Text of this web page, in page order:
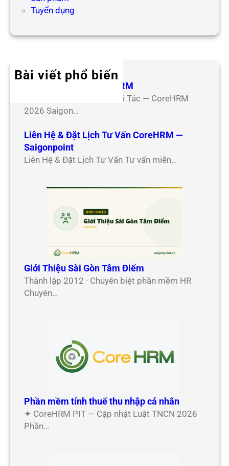
Tuyển dụng
Bài viết phổ biến
Hợp Tác Đối Tác CoreHRM
Chương Trình Hợp Tác Đối Tác — CoreHRM
2026 Saigon…
Liên Hệ & Đặt Lịch Tư Vấn CoreHRM —
Saigonpoint
Liên Hệ & Đặt Lịch Tư Vấn Tư vấn miễn…
Giới Thiệu Sài Gòn Tâm Điểm
Thành lập 2012 · Chuyên biệt phần mềm HR
Chuyên…
Phần mềm tính thuế thu nhập cá nhân
✦ CoreHRM PIT — Cập nhật Luật TNCN 2026
Phần…